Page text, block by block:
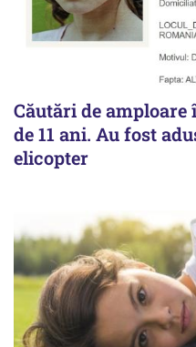
Căutări de
de 11 ani. Au fost
elicopter